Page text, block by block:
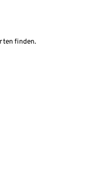
finden.